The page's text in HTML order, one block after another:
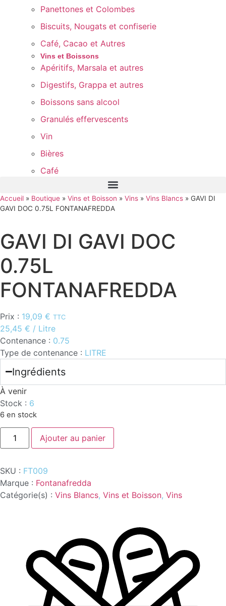
Panettones et Colombes
Biscuits, Nougats et confiserie
Café, Cacao et Autres
Vins et Boissons
Apéritifs, Marsala et autres
Digestifs, Grappa et autres
Boissons sans alcool
Granulés effervescents
Vin
Bières
Café
Accueil » Boutique » Vins et Boisson » Vins » Vins Blancs » GAVI DI
GAVI DOC 0.75L FONTANAFREDDA
GAVI DI GAVI DOC
0.75L
FONTANAFREDDA
Prix : 19,09 € TTC
25,45 € / Litre
Contenance : 0.75
Type de contenance : LITRE
Ingrédients
À venir
Stock : 6
6 en stock
quantité
GAVI
DOC
0.75L
FONTANAFREDDA
Ajouter au panier
SKU : FT009
Marque : Fontanafredda
Catégorie(s) : Vins Blancs, Vins et Boisson, Vins